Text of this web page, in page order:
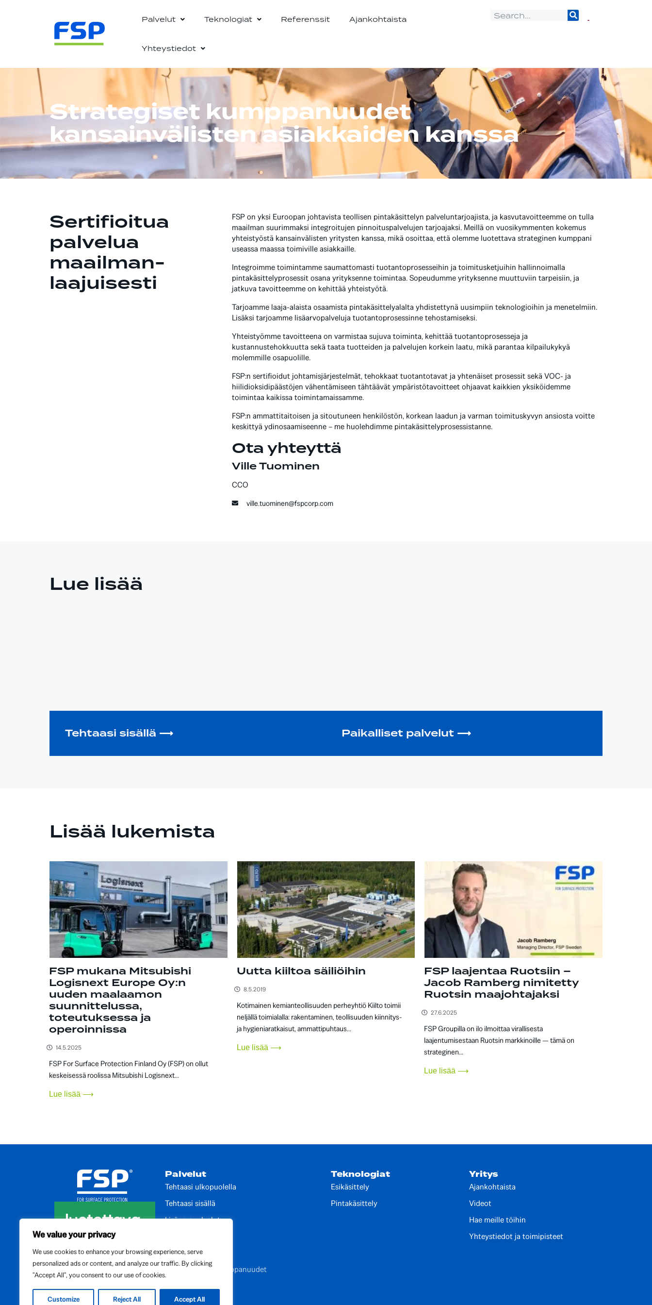
We value your privacy
We use cookies to enhance your browsing experience, serve
personalized ads or content, and analyze our traffic. By clicking
"Accept All", you consent to our use of cookies.
Customize Reject All Accept All
Palvelut Teknologiat Referenssit Ajankohtaista
Yhteystiedot
Strategiset kumppanuudet
kansainvälisten asiakkaiden kanssa
Sertifioitua
palvelua
maailman-
laajuisesti
FSP on yksi Euroopan johtavista teollisen pintakäsittelyn palveluntarjoajista, ja kasvutavoitteemme on tulla
maailman suurimmaksi integroitujen pinnoituspalvelujen tarjoajaksi. Meillä on vuosikymmenten kokemus
yhteistyöstä kansainvälisten yritysten kanssa, mikä osoittaa, että olemme luotettava strateginen kumppani
useassa maassa toimiville asiakkaille.
Integroimme toimintamme saumattomasti tuotantoprosesseihin ja toimitusketjuihin hallinnoimalla
pintakäsittelyprosessit osana yrityksenne toimintaa. Sopeudumme yrityksenne muuttuviin tarpeisiin, ja
jatkuva tavoitteemme on kehittää yhteistyötä.
Tarjoamme laaja-alaista osaamista pintakäsittelyalalta yhdistettynä uusimpiin teknologioihin ja menetelmiin.
Lisäksi tarjoamme lisäarvopalveluja tuotantoprosessinne tehostamiseksi.
Yhteistyömme tavoitteena on varmistaa sujuva toiminta, kehittää tuotantoprosesseja ja
kustannustehokkuutta sekä taata tuotteiden ja palvelujen korkein laatu, mikä parantaa kilpailukykyä
molemmille osapuolille.
FSP:n sertifioidut johtamisjärjestelmät, tehokkaat tuotantotavat ja yhtenäiset prosessit sekä VOC- ja
hiilidioksidipäästöjen vähentämiseen tähtäävät ympäristötavoitteet ohjaavat kaikkien yksiköidemme
toimintaa kaikissa toimintamaissamme.
FSP:n ammattitaitoisen ja sitoutuneen henkilöstön, korkean laadun ja varman toimituskyvyn ansiosta voitte
keskittyä ydinosaamiseenne – me huolehdimme pintakäsittelyprosessistanne.
Ota yhteyttä
Ville Tuominen
CCO
ville.tuominen@fspcorp.com
Lue lisää
Tehtaasi sisällä ⟶ Paikalliset palvelut ⟶
Lisää lukemista
FSP mukana Mitsubishi
Logisnext Europe Oy:n
uuden maalaamon
suunnittelussa,
toteutuksessa ja
operoinnissa
14.5.2025
FSP For Surface Protection Finland Oy (FSP) on ollut
keskeisessä roolissa Mitsubishi Logisnext...
Lue lisää ⟶
Uutta kiiltoa säiliöihin
8.5.2019
Kotimainen kemianteollisuuden perheyhtiö Kiilto toimii
neljällä toimialalla: rakentaminen, teollisuuden kiinnitys-
ja hygieniaratkaisut, ammattipuhtaus...
Lue lisää ⟶
FSP laajentaa Ruotsiin –
Jacob Ramberg nimitetty
Ruotsin maajohtajaksi
27.6.2025
FSP Groupilla on ilo ilmoittaa virallisesta
laajentumisestaan Ruotsin markkinoille — tämä on
strateginen...
Lue lisää ⟶
Palvelut
Tehtaasi ulkopuolella
Tehtaasi sisällä
Lisäarvopalvelut
Kehityspalvelut
Kansainväliset kumppanuudet
Teknologiat
Esikäsittely
Pintakäsittely
Yritys
Ajankohtaista
Videot
Hae meille töihin
Yhteystiedot ja toimipisteet